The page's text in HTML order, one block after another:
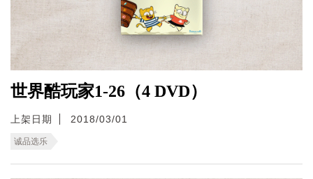
世界酷玩家1-26（4 DVD）
上架日期 2018/03/01
诚品选乐